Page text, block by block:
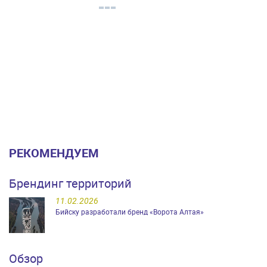
РЕКОМЕНДУЕМ
Брендинг территорий
11.02.2026
Бийску разработали бренд «Ворота Алтая»
Обзор